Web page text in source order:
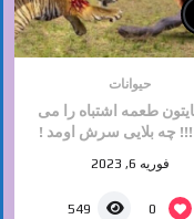
حیوانات
طعمه اشتباه را می
!!! چه بلایی سرش اومد !
فوریه 6, 2023
0
549